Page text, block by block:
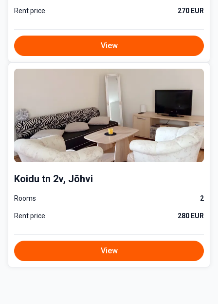
Rent price 270 EUR
View
Koidu tn 2v, Jõhvi
Rooms 2
Rent price 280 EUR
View